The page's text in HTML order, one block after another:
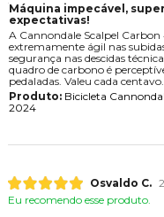
Máquina impecável,
expectativas!
A Cannondale Scalpel Carbon
extremamente ágil nas
segurança nas descidas
quadro de carbono é
pedaladas. Valeu cada centavo.
Produto:Bicicleta
2024
Osvaldo C.
Eu recomendo esse produto.